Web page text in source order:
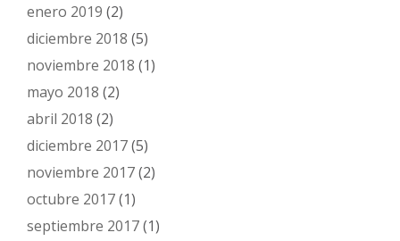
enero 2019 (2)
diciembre 2018 (5)
noviembre 2018 (1)
mayo 2018 (2)
abril 2018 (2)
diciembre 2017(5)
noviembre 2017(2)
octubre 2017(1)
septiembre 2017(1)